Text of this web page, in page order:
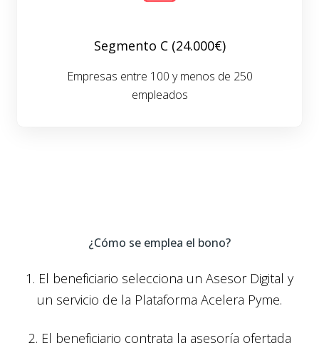
Segmento C (24.000€)
Empresas entre 100 y menos de 250
empleados
¿Cómo se emplea el bono?
1. El beneficiario selecciona un Asesor Digital y
un servicio de la Plataforma Acelera Pyme.
2. El beneficiario contrata la asesoría ofertada